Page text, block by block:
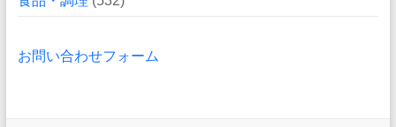
お問い合わせフォーム